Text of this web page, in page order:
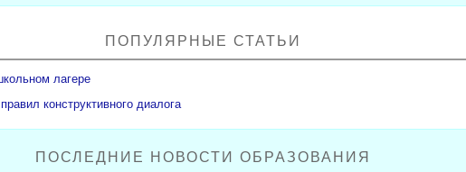
ПОПУЛЯРНЫЕ СТАТЬИ
лагере
конструктивного диалога
ПОСЛЕДНИЕ НОВОСТИ ОБРАЗОВАНИЯ